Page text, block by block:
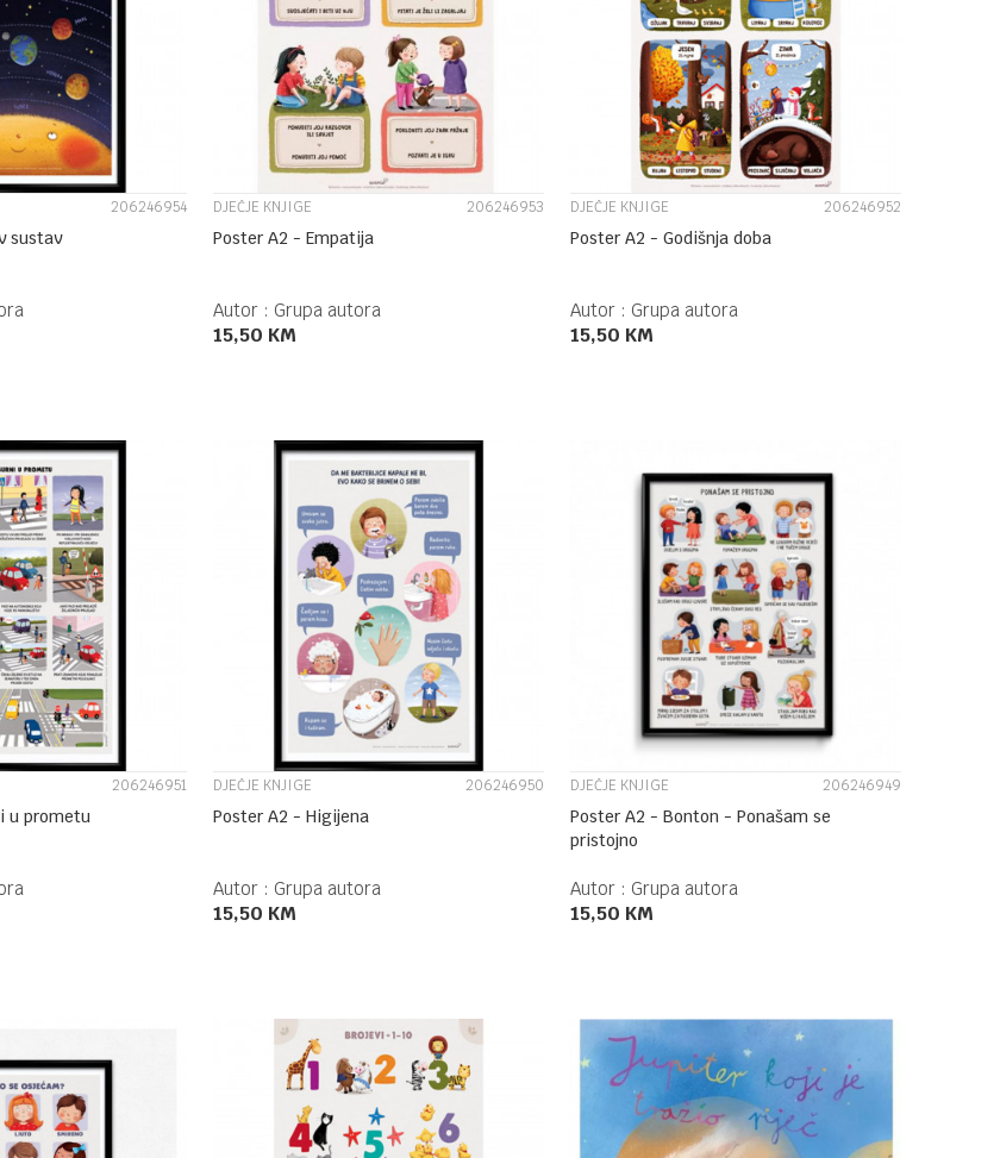
206246954
sustav
UPOREDI
DJEČJE KNJIGE 206246953
Poster A2 - Empatija
Autor : Grupa autora
15,50 KM
UPOREDI
DJEČJE KNJIGE 206246952
Poster A2 - Godišnja doba
Autor : Grupa autora
15,50 KM
206246951
u prometu
UPOREDI
DJEČJE KNJIGE 206246950
Poster A2 - Higijena
Autor : Grupa autora
15,50 KM
UPOREDI
DJEČJE KNJIGE 206246949
Poster A2 - Bonton - Ponašam se
pristojno
Autor : Grupa autora
15,50 KM